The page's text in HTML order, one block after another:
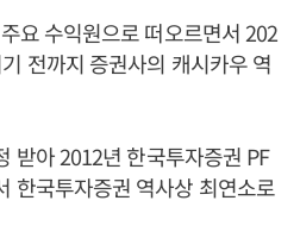
요 수익원으로 떠오르면서 202
전까지 증권사의 캐시카우 역
받아 2012년 한국투자증권 PF
한국투자증권 역사상 최연소로